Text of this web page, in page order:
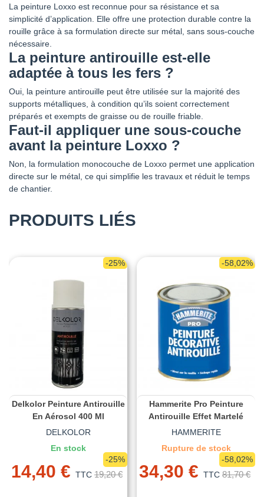
La peinture Loxxo est reconnue pour sa résistance et sa
simplicité d’application. Elle offre une protection durable contre la
rouille grâce à sa formulation directe sur métal, sans sous-couche
nécessaire.
La peinture antirouille est-elle
adaptée à tous les fers ?
Oui, la peinture antirouille peut être utilisée sur la majorité des
supports métalliques, à condition qu’ils soient correctement
préparés et exempts de graisse ou de rouille friable.
Faut-il appliquer une sous-couche
avant la peinture Loxxo ?
Non, la formulation monocouche de Loxxo permet une application
directe sur le métal, ce qui simplifie les travaux et réduit le temps
de chantier.
PRODUITS LIÉS
-25%
Delkolor Peinture Antirouille
En Aérosol 400 Ml
DELKOLOR
En stock
14,40 € TTC 19,20 €
-25%
-58,02%
Hammerite Pro Peinture
Antirouille Effet Martelé
HAMMERITE
Rupture de stock
34,30 € TTC 81,70 €
-58,02%